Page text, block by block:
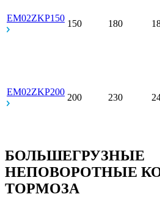
EM02ZKP150
150 180
EM02ZKP200
200 230
БОЛЬШЕГРУЗНЫЕ
НЕПОВОРОТНЫЕ
ТОРМОЗА